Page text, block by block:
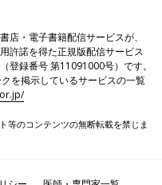
店・電子書籍配信サービスが、
許諾を得た正規版配信サービス
登録番号 第11091000号）です。
を掲示しているサービスの一覧
等のコンテンツの無断転載を禁じま